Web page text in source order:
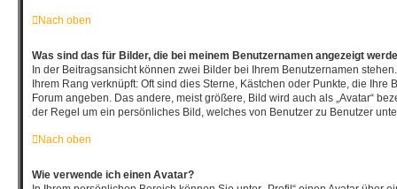
Nach oben
Was sind das für Bilder, die bei meinem Benutzernamen angezeigt
In der Beitragsansicht können zwei Bilder bei Ihrem Benutzernamen
Ihrem Rang verknüpft: Oft sind dies Sterne, Kästchen oder Punkte, die Ihre
Forum angeben. Das andere, meist größere, Bild wird auch als „Avatar“
der Regel um ein persönliches Bild, welches von Benutzer zu Benutzer
Nach oben
Wie verwende ich einen Avatar?